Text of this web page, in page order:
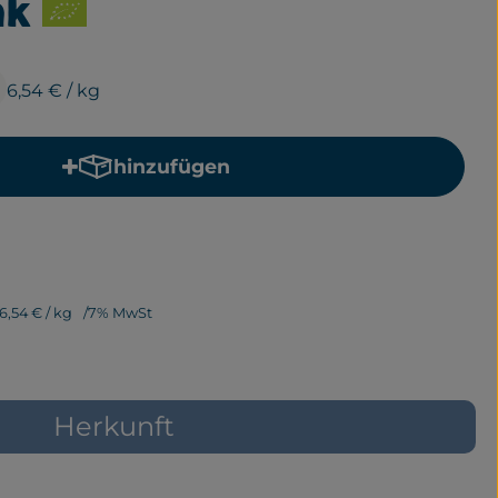
6,54 € / kg
hinzufügen
Produkt zum Warenkorb hinzufügen
€/ kg 7% MwSt
Herkunft